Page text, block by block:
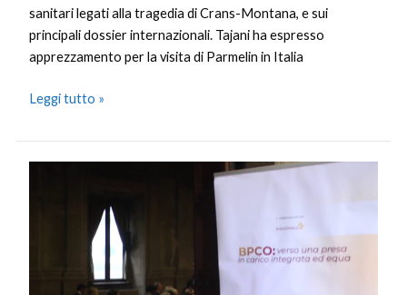
sanitari legati alla tragedia di Crans-Montana, e sui
principali dossier internazionali. Tajani ha espresso
apprezzamento per la visita di Parmelin in Italia
Leggi tutto »